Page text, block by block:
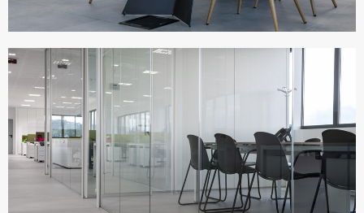
MIRAGE HQ
Italia